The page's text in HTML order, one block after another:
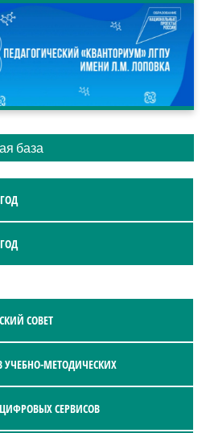
база
СОВЕТ
УЧЕБНО-МЕТОДИЧЕСКИХ
СЕРВИСОВ